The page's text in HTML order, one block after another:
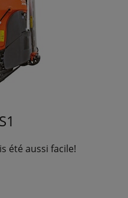
été aussi facile!